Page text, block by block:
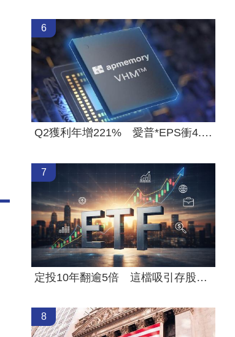
6
Q2獲利年增221% 愛普*EPS衝4.18元！
7
定投10年翻逾5倍 這檔吸引存股族卡位！
8